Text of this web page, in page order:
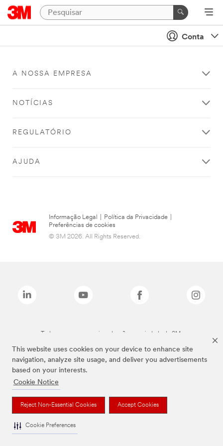
This website uses cookies on your device to enhance site
navigation, analyze site usage, and deliver you advertisements
based on your interests.
Cookie Notice
Reject Non-Essential Cookies Accept Cookies
Cookie Preferences
Conta
A NOSSA EMPRESA
NOTÍCIAS
REGULATÓRIO
AJUDA
Informação Legal Política da Privacidade
Preferências de cookies
© 3M 2026. All Rights Reserved.
Todas as marcas mencionadas são propriedade da 3M.